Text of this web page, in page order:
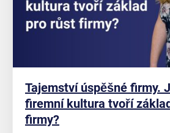
Tajemství úspěšné firmy.
firemní kultura tvoří
firmy?